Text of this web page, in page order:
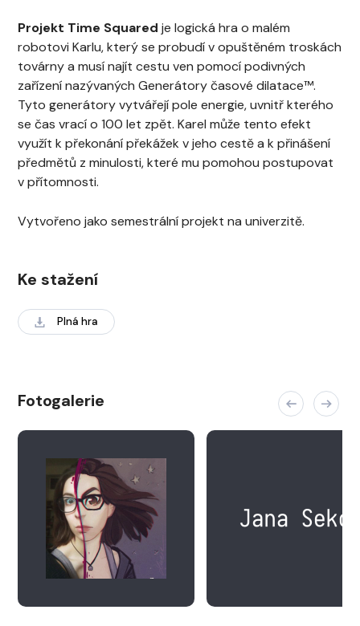
Projekt Time Squared je logická hra o malém
robotovi Karlu, který se probudí v opuštěném troskách
továrny a musí najít cestu ven pomocí podivných
zařízení nazývaných Generátory časové dilatace™.
Tyto generátory vytvářejí pole energie, uvnitř kterého
se čas vrací o 100 let zpět. Karel může tento efekt
využít k překonání překážek v jeho cestě a k přinášení
předmětů z minulosti, které mu pomohou postupovat
v přítomnosti.
Vytvořeno jako semestrální projekt na univerzitě.
Ke stažení
Plná hra
Fotogalerie